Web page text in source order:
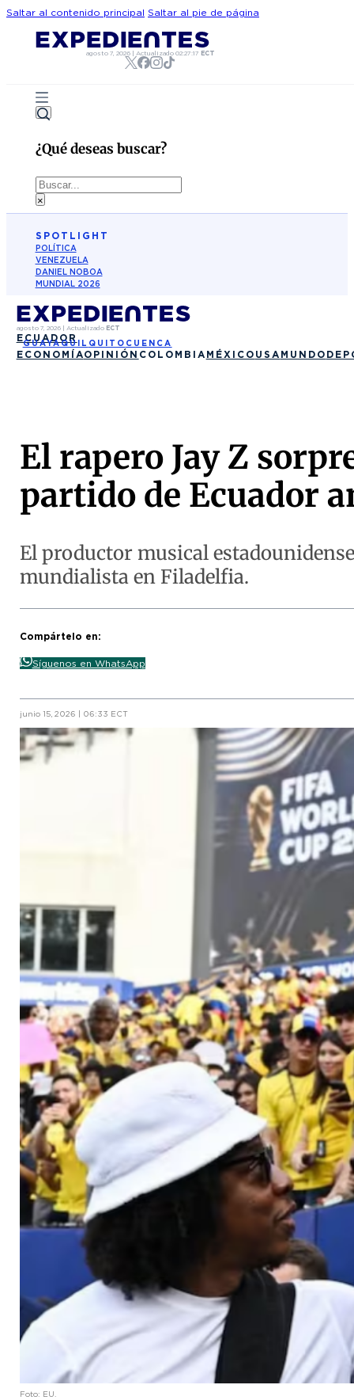
Saltar al contenido principal Saltar al pie de página
agosto 7, 2026| Actualizado 02:27:17 ECT
¿Qué deseas buscar?
Buscar
×
SPOTLIGHT
POLÍTICA
VENEZUELA
DANIEL NOBOA
MUNDIAL 2026
agosto 7, 2026| Actualizado ECT
ECUADOR
GUAYAQUIL QUITO CUENCA
ECONOMÍAOPINIÓN COLOMBIA MÉXICO USA MUNDO
El rapero Jay Z
partido de Ecuador
El productor musical
mundialista en Filadelfia.
Compártelo en:
Síguenos en WhatsApp
junio 15, 2026 | 06:33 ECT
Foto: EU.